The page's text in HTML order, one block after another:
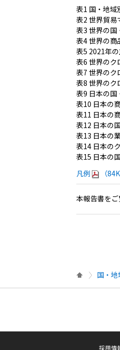
表1 国・地域
表2 世界貿易
表3 世界の国
表4 世界の商
表5 2021年
表6 世界のク
表7 世界のク
表8 世界のク
表9 日本の国
表10 日本の
表11 日本の
表12 日本の
表13 日本の
表14 日本の
表15 日本の
凡例
（
本報告書をご
国・地
採用情